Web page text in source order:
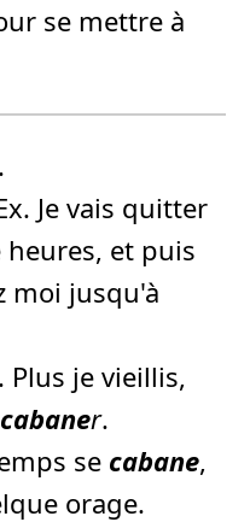
se mettre à
Je vais quitter
et puis
moi jusqu'à
Plus je vieillis,
cabaner.
se cabane,
orage.